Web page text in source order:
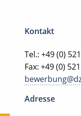
Kontakt
Tel.: +49 (0)
Fax: +49 (0)
Adresse